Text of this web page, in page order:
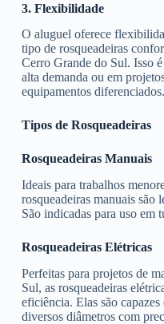
3. Flexibilidade
O aluguel oferece
tipo de rosqueadeiras
Cerro Grande do Sul. Isso
alta demanda ou em
equipamentos diferenciados.
Tipos de Rosqueadeiras
Rosqueadeiras Manuais
Ideais para trabalhos
rosqueadeiras manuais são
São indicadas para uso em
Rosqueadeiras Elétricas
Perfeitas para projetos de
Sul, as rosqueadeiras
eficiência. Elas são
diversos diâmetros com